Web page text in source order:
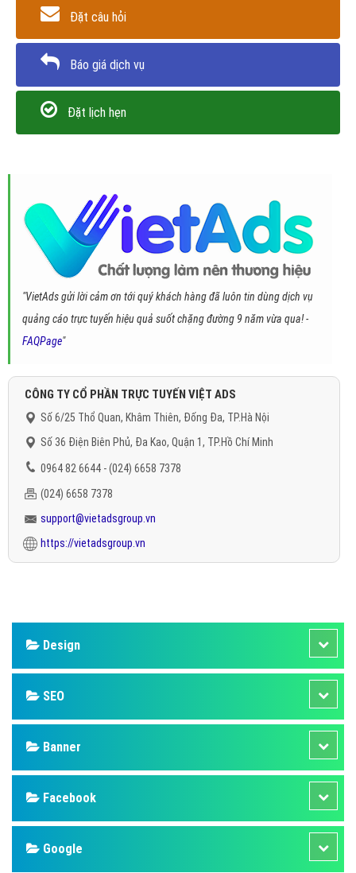
Đặt câu hỏi
Báo giá dịch vụ
Đặt lịch hẹn
"VietAds gửi lời cảm ơn tới quý khách hàng đã luôn tin dùng dịch vụ
quảng cáo trực tuyến hiệu quả suốt chặng đường 9 năm vừa qua! -
FAQPage"
CÔNG TY CỔ PHẦN TRỰC TUYẾN VIỆT ADS
Số 6/25 Thổ Quan, Khâm Thiên, Đống Đa, TP.Hà Nội
Số 36 Điện Biên Phủ, Đa Kao, Quận 1, TP.Hồ Chí Minh
0964 82 6644 - (024) 6658 7378
(024) 6658 7378
support@vietadsgroup.vn
https://vietadsgroup.vn
Design
SEO
Banner
Facebook
Google